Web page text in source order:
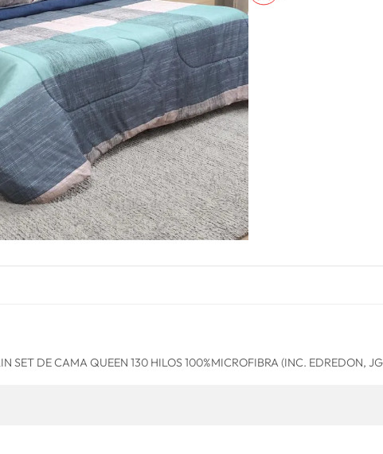
8. terrex
9. lavadora
. spiderman
SET DE CAMA QUEEN 130 HILOS 100%MICROFIBRA (INC. EDREDON,